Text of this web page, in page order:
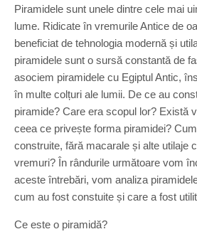
Piramidele sunt unele dintre cele mai
lume. Ridicate în vremurile Antice de
beneficiat de tehnologia modernă și
piramidele sunt o sursă constantă de
asociem piramidele cu Egiptul Antic,
în multe colțuri ale lumii. De ce au
piramide? Care era scopul lor? Există
ceea ce privește forma piramidei?
construite, fără macarale și alte utilaje
vremuri? În rândurile următoare vom
aceste întrebări, vom analiza
cum au fost constuite și care a fost
Ce este o piramidă?